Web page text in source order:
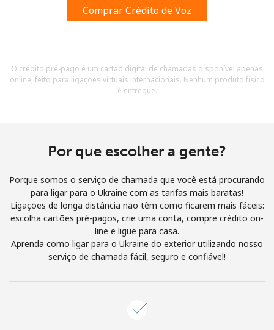
Um caractere especial
Olá!
Comprar Crédito de Voz
O crédito pré-pago é um cartão digital de chamadas disponível apenas
online, feito para ligações virtuais internacionais. Nenhum produto físico
é entregue.
Por que escolher a gente?
Porque somos o serviço de chamada que você está procurando
para ligar para o Ukraine com as tarifas mais baratas!
Ligações de longa distância não têm como ficarem mais fáceis:
escolha cartões pré-pagos, crie uma conta, compre crédito on-
line e ligue para casa.
Aprenda como ligar para o Ukraine do exterior utilizando nosso
serviço de chamada fácil, seguro e confiável!